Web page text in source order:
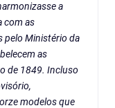
a
com as
pelo Ministério da
as
de 1849. Incluso
modelos que